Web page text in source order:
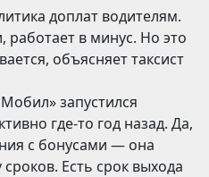
доплат водителям.
работает в минус. Но это
объясняет таксист
запустился
где-то год назад. Да,
с бонусами — она
Есть срок выхода